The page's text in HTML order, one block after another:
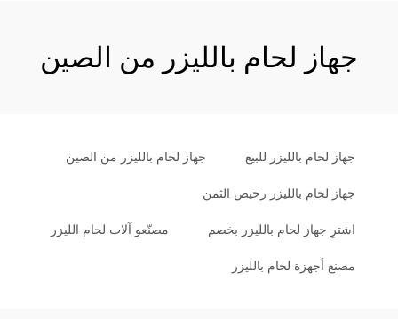
جهاز لحام بالليزر من الصين
جهاز لحام بالليزر للبيع جهاز لحام بالليزر من الصين
جهاز لحام بالليزر رخيص الثمن
اشترِ جهاز لحام بالليزر بخصم مصنّعو آلات لحام الليزر
مصنع أجهزة لحام بالليزر